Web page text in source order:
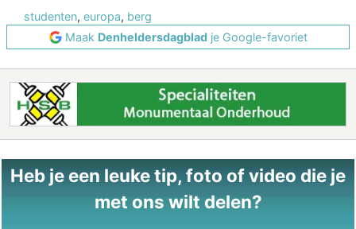
studenten, europa, berg
Maak Denheldersdagbladje Google-favoriet
Heb je een leuke tip, foto of video die je
met ons wilt delen?